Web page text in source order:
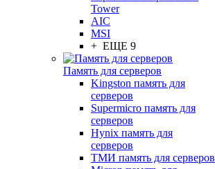
Tower
AIC
MSI
+ ЕЩЕ 9
Память для серверов
Kingston память для
серверов
Supermicro память для
серверов
Hynix память для
серверов
ТМИ память для серверов